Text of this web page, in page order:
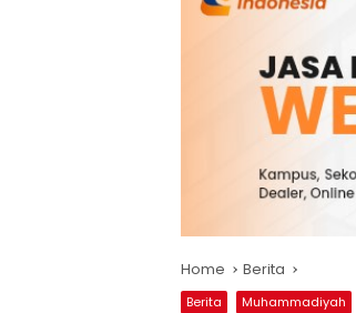
Home Berita
Berita Muhammadiyah